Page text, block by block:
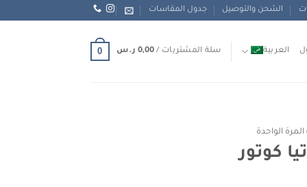
الشحن والتوصيل جدول المقاسات
العربية سلة المشتريات / 0,00 ر.س 0
الواحدة